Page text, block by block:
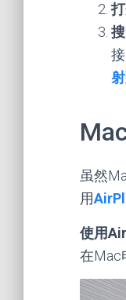
射
虽然
用
使用
在Mac